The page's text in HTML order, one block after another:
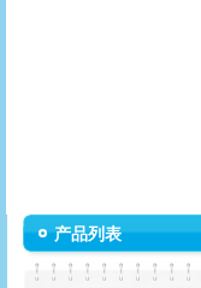
产品列表